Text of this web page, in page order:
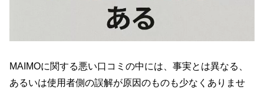
MAIMOに関する悪い口コミの中には、事実とは異なる、
あるいは使用者側の誤解が原因のものも少なくありませ